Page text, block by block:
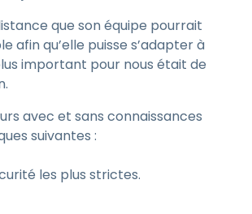
que son équipe pourrait
qu’elle puisse s’adapter à
important pour nous était de
avec et sans connaissances
suivantes :
les plus strictes.